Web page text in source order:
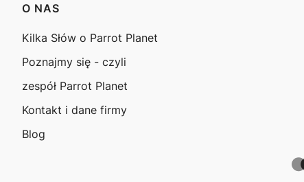
O NAS
Kilka Słów o Parrot Planet
Poznajmy się - czyli
zespół Parrot Planet
Kontakt i dane firmy
Blog